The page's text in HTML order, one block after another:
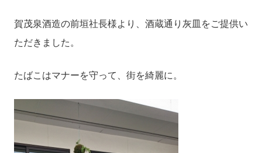
賀茂泉酒造の前垣社長様より、酒蔵通り灰皿をご提供い
ただきました。
たばこはマナーを守って、街を綺麗に。